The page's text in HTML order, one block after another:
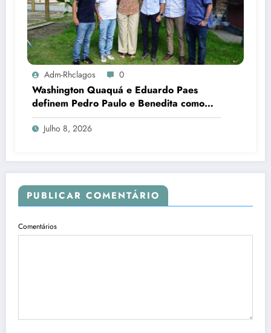
Adm-Rhclagos 0
Washington Quaquá e Eduardo Paes
definem Pedro Paulo e Benedita como
candidatos ao Senado no Rio
Julho 8, 2026
PUBLICAR COMENTÁRIO
Comentários